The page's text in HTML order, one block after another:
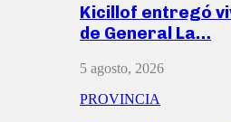
Kicillof entregó
de General La…
5 agosto, 2026
PROVINCIA